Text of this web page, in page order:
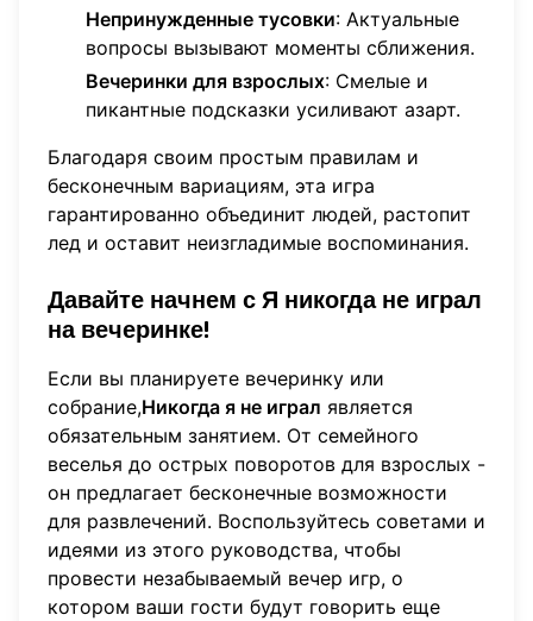
Непринужденные тусовки: Актуальные
вопросы вызывают моменты сближения.
Вечеринки для взрослых: Смелые и
пикантные подсказки усиливают азарт.
Благодаря своим простым правилам и
бесконечным вариациям, эта игра
гарантированно объединит людей, растопит
лед и оставит неизгладимые воспоминания.
Давайте начнем с Я никогда не играл
на вечеринке!
Если вы планируете вечеринку или
собрание,Никогда я не играл является
обязательным занятием. От семейного
веселья до острых поворотов для взрослых -
он предлагает бесконечные возможности
для развлечений. Воспользуйтесь советами и
идеями из этого руководства, чтобы
провести незабываемый вечер игр, о
котором ваши гости будут говорить еще